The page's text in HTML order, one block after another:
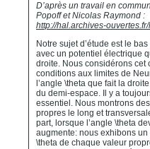
D’après un travail en
Popoff et Nicolas Raymond :
http://hal.archives-
Notre sujet d’étude est le
avec un potentiel électrique
droite. Nous considérons cet
conditions aux limites de
l’angle \theta que fait la
du demi-espace. Il y a
essentiel. Nous montrons
propres le long et
part, lorsque l’angle \theta
augmente: nous exhibons
\theta de chaque valeur